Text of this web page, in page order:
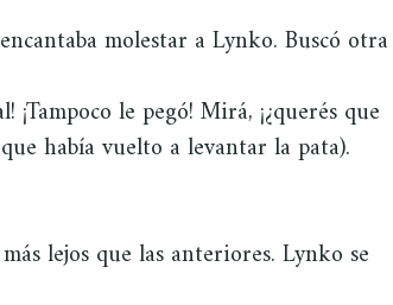
molestar a Lynko. Buscó otra
¡Tampoco le pegó! Mirá, ¡¿querés que
había vuelto a levantar la pata).
lejos que las anteriores. Lynko se